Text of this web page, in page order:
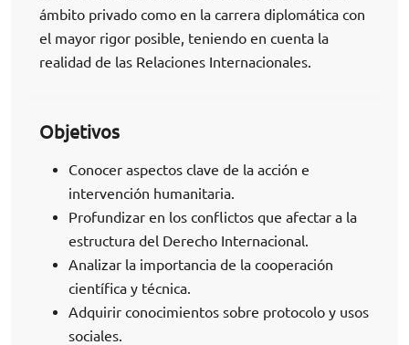
ámbito privado como en la carrera diplomática con
el mayor rigor posible, teniendo en cuenta la
realidad de las Relaciones Internacionales.
Objetivos
Conocer aspectos clave de la acción e
intervención humanitaria.
Profundizar en los conflictos que afectar a la
estructura del Derecho Internacional.
Analizar la importancia de la cooperación
científica y técnica.
Adquirir conocimientos sobre protocolo y usos
sociales.